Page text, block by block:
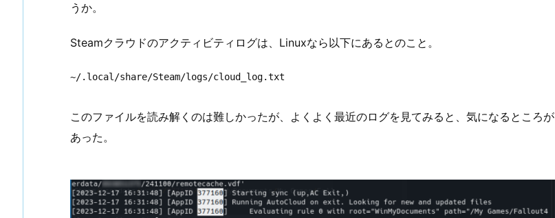
うか。
Steamクラウドのアクティビティログは、Linuxなら以下にあるとのこと。
~/.local/share/Steam/logs/cloud_log.txt
このファイルを読み解くのは難しかったが、よくよく最近のログを見てみると、気になるところが
あった。